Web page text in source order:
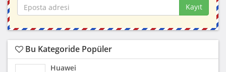
Kayıt
Bu Kategoride Popüler
Huawei